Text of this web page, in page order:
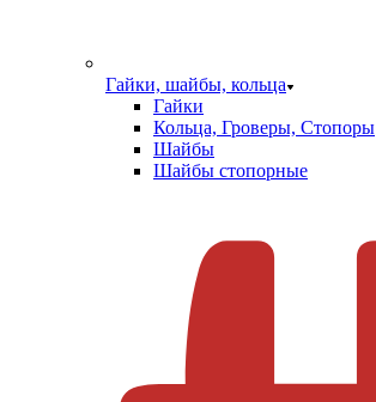
Гайки, шайбы, кольца
Гайки
Кольца, Гроверы, Стопоры
Шайбы
Шайбы стопорные